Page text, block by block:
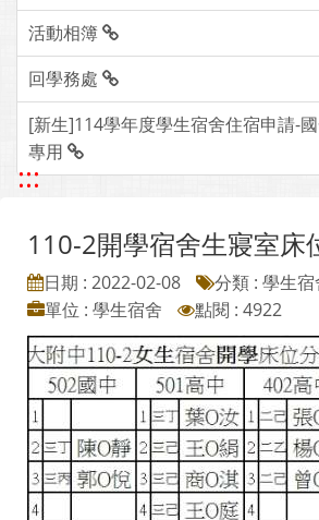
活動相簿
回學務處
[新生]114學年度學生宿舍住宿申請-
專用
:::
110-2開學宿舍生寢室床
日期 : 2022-02-08
分類 : 學生宿
單位 : 學生宿舍
點閱 : 4922